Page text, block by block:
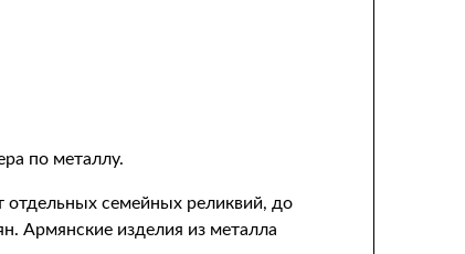
по металлу.
отдельных семейных реликвий, до
Армянские изделия из металла